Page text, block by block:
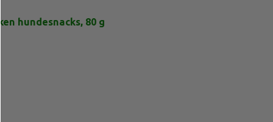
hundesnacks, 80 g